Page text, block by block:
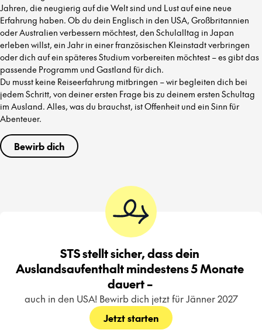
Jahren, die neugierig auf die Welt sind und Lust auf eine neue
Erfahrung haben. Ob du dein Englisch in den USA, Großbritannien
oder Australien verbessern möchtest, den Schulalltag in Japan
erleben willst, ein Jahr in einer französischen Kleinstadt verbringen
oder dich auf ein späteres Studium vorbereiten möchtest – es gibt das
passende Programm und Gastland für dich.
Du musst keine Reiseerfahrung mitbringen – wir begleiten dich bei
jedem Schritt, von deiner ersten Frage bis zu deinem ersten Schultag
im Ausland. Alles, was du brauchst, ist Offenheit und ein Sinn für
Abenteuer.
Bewirb dich
STS stellt sicher, dass dein
Auslandsaufenthalt mindestens 5 Monate
dauert –
auch in den USA! Bewirb dich jetzt für Jänner 2027
Jetzt starten